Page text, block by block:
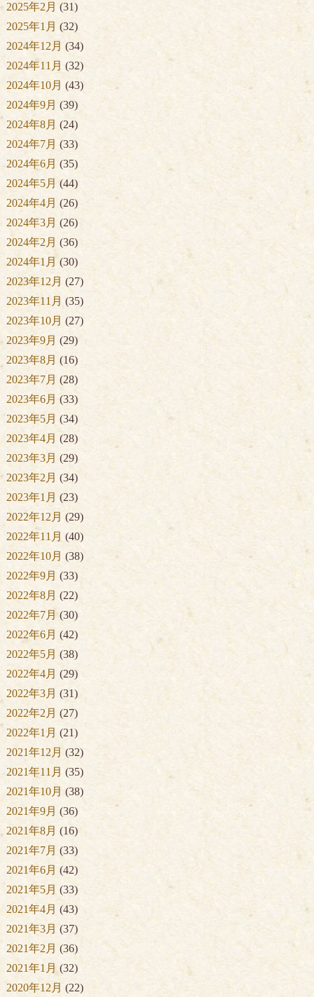
2025年2月 (31)
2025年1月 (32)
2024年12月 (34)
2024年11月 (32)
2024年10月 (43)
2024年9月 (39)
2024年8月 (24)
2024年7月 (33)
2024年6月 (35)
2024年5月 (44)
2024年4月 (26)
2024年3月 (26)
2024年2月 (36)
2024年1月 (30)
2023年12月 (27)
2023年11月 (35)
2023年10月 (27)
2023年9月 (29)
2023年8月 (16)
2023年7月 (28)
2023年6月 (33)
2023年5月 (34)
2023年4月 (28)
2023年3月 (29)
2023年2月 (34)
2023年1月 (23)
2022年12月 (29)
2022年11月 (40)
2022年10月 (38)
2022年9月 (33)
2022年8月 (22)
2022年7月 (30)
2022年6月 (42)
2022年5月 (38)
2022年4月 (29)
2022年3月 (31)
2022年2月 (27)
2022年1月 (21)
2021年12月 (32)
2021年11月 (35)
2021年10月 (38)
2021年9月 (36)
2021年8月 (16)
2021年7月 (33)
2021年6月 (42)
2021年5月 (33)
2021年4月 (43)
2021年3月 (37)
2021年2月 (36)
2021年1月 (32)
2020年12月 (22)